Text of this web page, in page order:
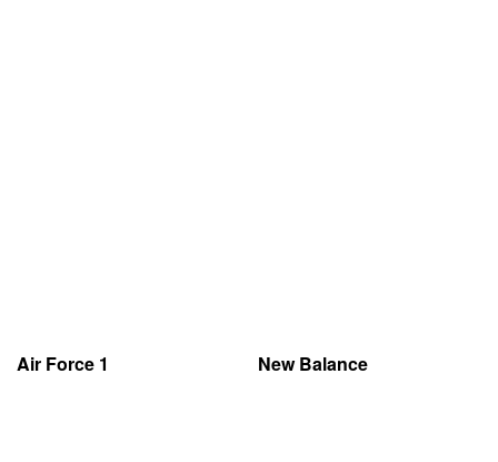
Air Force 1 New Balance